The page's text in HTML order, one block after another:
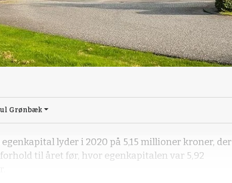
Grønbæk
lyder i 2020 på 5,15 millioner kroner, der
til året før, hvor egenkapitalen var 5,92